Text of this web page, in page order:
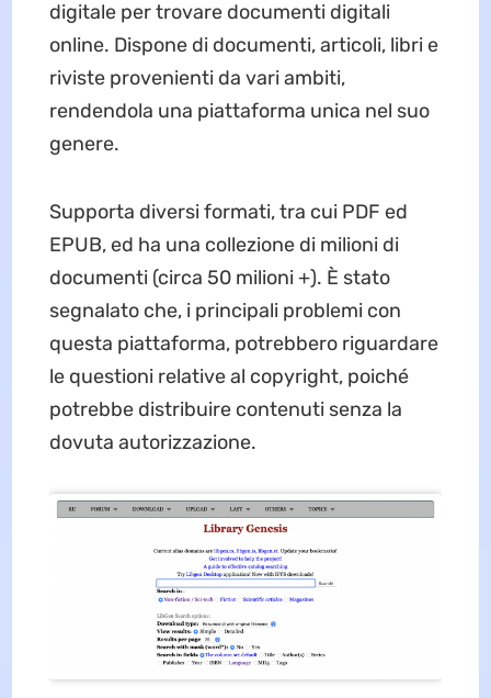
digitale per trovare documenti digitali
online. Dispone di documenti, articoli, libri e
riviste provenienti da vari ambiti,
rendendola una piattaforma unica nel suo
genere.
Supporta diversi formati, tra cui PDF ed
EPUB, ed ha una collezione di milioni di
documenti (circa 50 milioni +). È stato
segnalato che, i principali problemi con
questa piattaforma, potrebbero riguardare
le questioni relative al copyright, poiché
potrebbe distribuire contenuti senza la
dovuta autorizzazione.